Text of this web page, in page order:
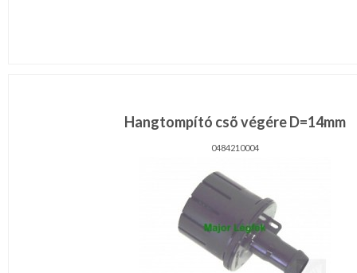
Hangtompító csõ végére D=14mm
0484210004